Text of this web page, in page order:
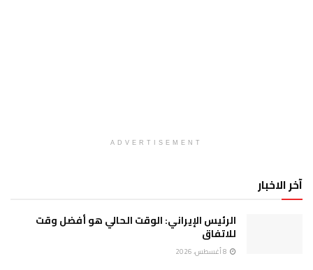
ADVERTISEMENT
آخر الاخبار
الرئيس الإيراني: الوقت الحالي هو أفضل وقت
للاتفاق